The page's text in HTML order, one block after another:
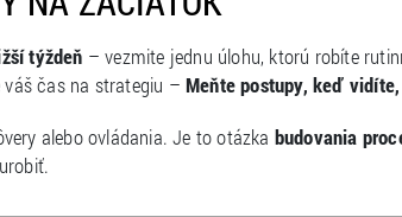
týždeň – vezmite jednu úlohu, ktorú robíte
váš čas na strategiu –Meňte postupy, keď
alebo ovládania. Je to otázka budovania